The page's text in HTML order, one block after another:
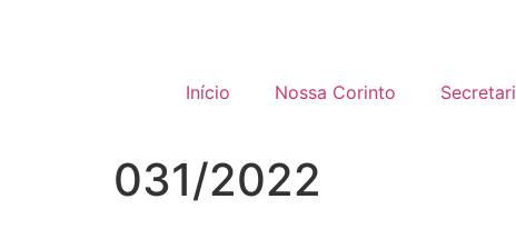
Início Nossa Corinto
031/2022